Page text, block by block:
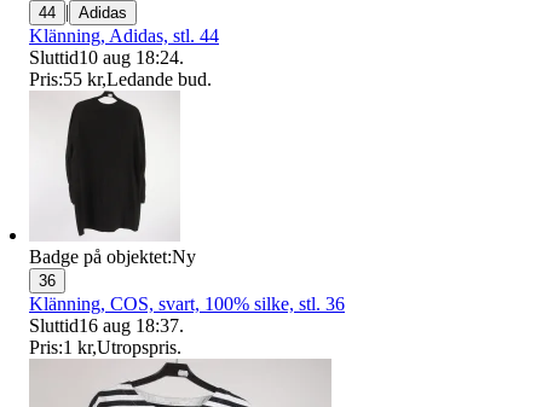
44 | Adidas
Klänning, Adidas, stl. 44
Sluttid10 aug 18:24.
Pris:55 kr,Ledande bud.
Badge på objektet:Ny
36
Klänning, COS, svart, 100% silke, stl. 36
Sluttid16 aug 18:37.
Pris:1 kr,Utropspris.